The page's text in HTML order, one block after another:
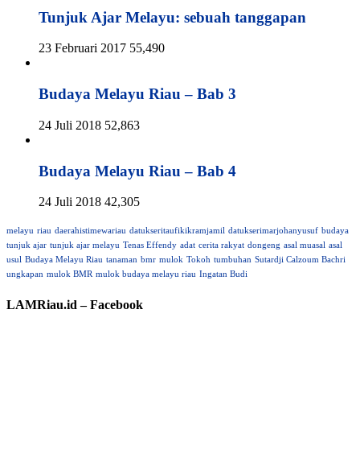
Tunjuk Ajar Melayu: sebuah tanggapan
23 Februari 2017 55,490
Budaya Melayu Riau – Bab 3
24 Juli 2018 52,863
Budaya Melayu Riau – Bab 4
24 Juli 2018 42,305
melayu riau daerahistimewariau datukseritaufikikramjamil datukserimarjohanyusuf budaya
tunjuk ajar tunjuk ajar melayu Tenas Effendy adat cerita rakyat dongeng asal muasal asal
usul Budaya Melayu Riau tanaman bmr mulok Tokoh tumbuhan Sutardji Calzoum Bachri
ungkapan mulok BMR mulok budaya melayu riau Ingatan Budi
LAMRiau.id – Facebook